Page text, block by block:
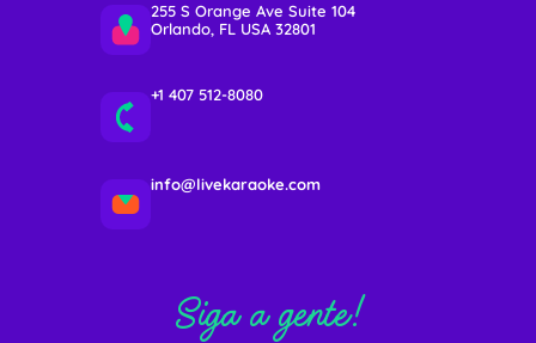
255 S Orange Ave Suite 104
Orlando, FL USA 32801
+1 407 512-8080
info@livekaraoke.com
Siga a gente!